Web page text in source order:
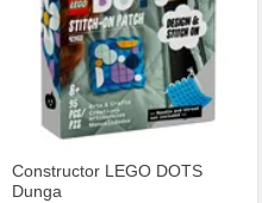
Constructor LEGO DOTS
Dunga